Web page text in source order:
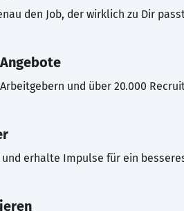
den Job, der wirklich zu Dir
und über 20.000
erhalte Impulse für ein